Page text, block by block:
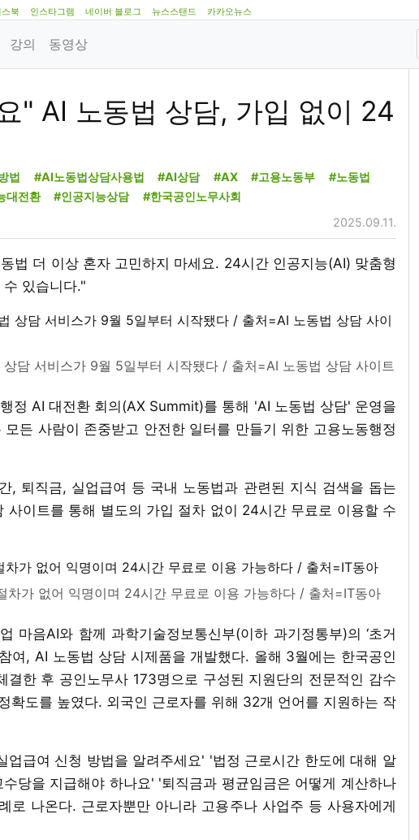
북 인스타그램 네이버 블로그 뉴스스탠드 카카오뉴스
강의 동영상
" AI 노동법 상담, 가입 없이 24
법 #AI노동법상담사용법 #AI상담 #AX #고용노동부
#노동법
대전환 #인공지능상담 #한국공인노무사회
2025.09.11.
법 더 이상 혼자 고민하지 마세요. 24시간 인공지능(AI) 맞춤형
있습니다."
담 서비스가 9월 5일부터 시작됐다 / 출처=AI 노동법 상담 사이트
정 AI 대전환 회의(AX Summit)를 통해 'AI 노동법 상담' 운영을
든 사람이 존중받고 안전한 일터를 만들기 위한 고용노동행정
, 퇴직금, 실업급여 등 국내 노동법과 관련된 지식 검색을 돕는
사이트를 통해 별도의 가입 절차 없이 24시간 무료로 이용할 수
차가 없어 익명이며 24시간 무료로 이용 가능하다 / 출처=IT동아
마음AI와 함께 과학기술정보통신부(이하 과기정통부)의 ‘초거
여, AI 노동법 상담 시제품을 개발했다. 올해 3월에는 한국공인
결한 후 공인노무사 173명으로 구성된 지원단의 전문적인 감수
확도를 높였다. 외국인 근로자를 위해 32개 언어를 지원하는 작
업급여 신청 방법을 알려주세요' '법정 근로시간 한도에 대해 알
당을 지급해야 하나요' '퇴직금과 평균임금은 어떻게 계산하나
로 나온다. 근로자뿐만 아니라 고용주나 사업주 등 사용자에게